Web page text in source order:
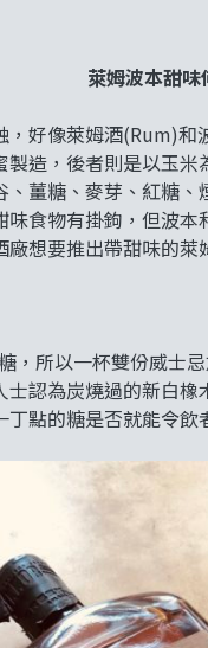
萊姆波本甜味
好像萊姆酒(Rum)
造，後者則是以玉
薑糖、麥芽、紅糖
食物有掛鉤，但波
想要推出帶甜味的
，所以一杯雙份威士
認為炭燒過的新白
點的糖是否就能令飲